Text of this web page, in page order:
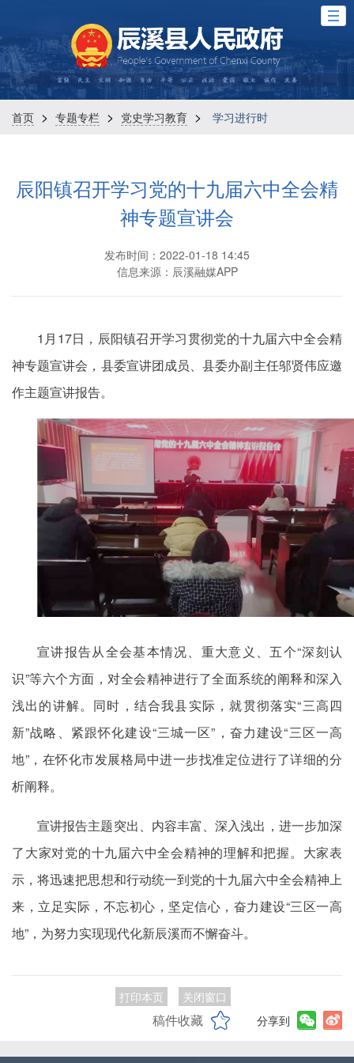
首页 > 专题专栏 > 党史学习教育 > 学习进行时
辰阳镇召开学习党的十九届六中全会精
神专题宣讲会
发布时间：2022-01-18 14:45
信息来源：辰溪融媒APP
1月17日，辰阳镇召开学习贯彻党的十九届六中全会精
神专题宣讲会，县委宣讲团成员、县委办副主任邬贤伟应邀
作主题宣讲报告。
宣讲报告从全会基本情况、重大意义、五个“深刻认
识”等六个方面，对全会精神进行了全面系统的阐释和深入
浅出的讲解。同时，结合我县实际，就贯彻落实“三高四
新”战略、紧跟怀化建设“三城一区”，奋力建设“三区一高
地”，在怀化市发展格局中进一步找准定位进行了详细的分
析阐释。
宣讲报告主题突出、内容丰富、深入浅出，进一步加深
了大家对党的十九届六中全会精神的理解和把握。大家表
示，将迅速把思想和行动统一到党的十九届六中全会精神上
来，立足实际，不忘初心，坚定信心，奋力建设“三区一高
地”，为努力实现现代化新辰溪而不懈奋斗。
打印本页 关闭窗口
稿件收藏 分享到